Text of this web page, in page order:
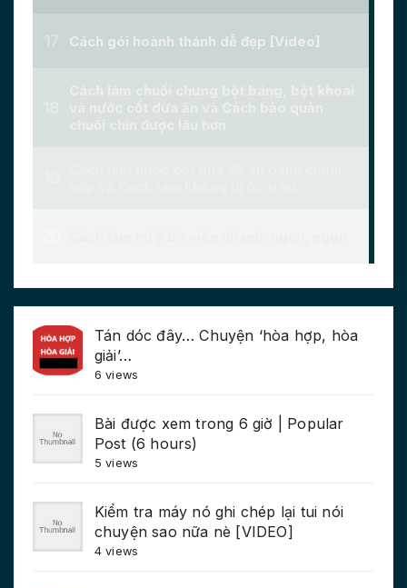
Tán dóc đây… Chuyện ‘hòa hợp, hòa
giải’…
6 views
Bài được xem trong 6 giờ | Popular
Post (6 hours)
5 views
Kiểm tra máy nó ghi chép lại tui nói
chuyện sao nữa nè [VIDEO]
4 views